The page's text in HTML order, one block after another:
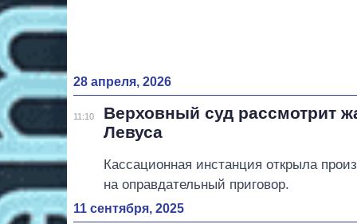
28 апреля, 2026
11:10
Верховный суд рассмотрит
Левуса
Кассационная инстанция открыла
на оправдательный приговор.
11 сентября, 2025